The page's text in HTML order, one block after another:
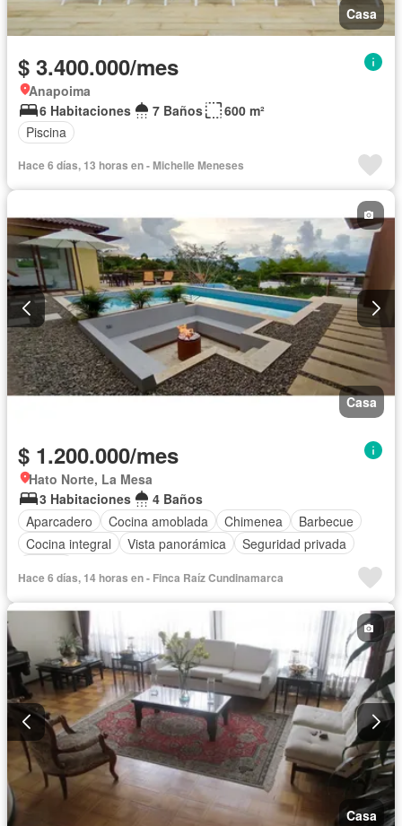
Casa
$ 3.400.000/mes
Anapoima
6 Habitaciones
7 Baños
600 m²
Piscina
Hace 6 días, 13 horas en - Michelle Meneses
Casa
$ 1.200.000/mes
Hato Norte, La Mesa
3 Habitaciones
4 Baños
Aparcadero
Cocina amoblada Chimenea
Barbecue
Cocina integral
Vista panorámica
Seguridad privada
Hace 6 días, 14 horas en - Finca Raíz Cundinamarca
Casa